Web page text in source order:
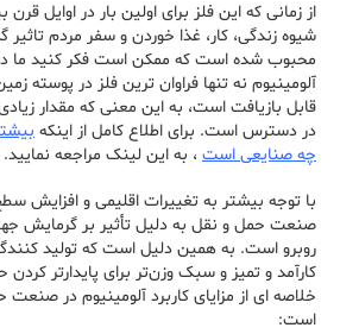
از زمانی که این فلز برای اولین بار در اوایل
شیوه زندگی، کار، غذا خوردن و سفر مردم
محبوب شده است که ممکن است فکر کنید ما
قابل بازیافت است، به این معنی که مقدار
در دسترس است. برای اطلاع کامل از اینکه
چه صنایعی است ، به این لینک مراجعه نمایید.
با توجه بیشتر به تغییرات اقلیمی و افزایش
صنعت حمل و نقل به دلیل تأثیر بر گرمایش
روبرو است. به همین دلیل است که تولید
کارآمد و تمیز و سبک وزن‌تر برای پایدارتر
خلاصه ای از مزایای کاربرد آلومینیوم در
است: